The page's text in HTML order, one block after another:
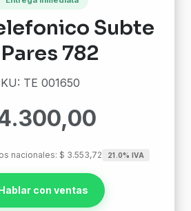
Subte
782
TE 001650
nacionales: $ 3.553,72 21.0% IVA
con ventas